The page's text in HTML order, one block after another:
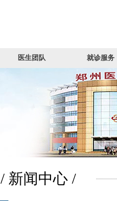
医生团队 就诊服务
/ 新闻中心 /